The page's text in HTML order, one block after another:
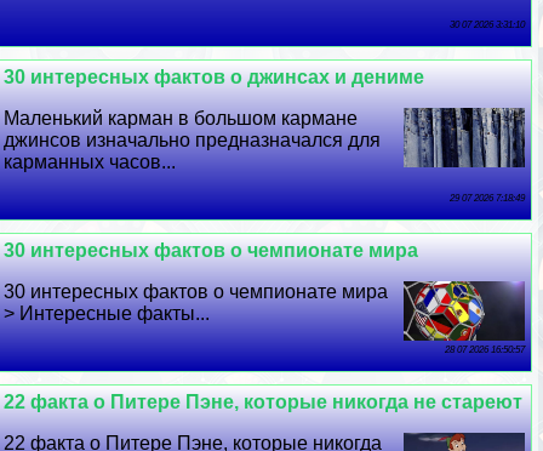
30 07 2026 3:31:10
30 интересных фактов о джинсах и дениме
Маленький карман в большом кармане
джинсов изначально предназначался для
карманных часов...
29 07 2026 7:18:49
30 интересных фактов о чемпионате мира
30 интересных фактов о чемпионате мира
> Интересные факты...
28 07 2026 16:50:57
22 факта о Питере Пэне, которые никогда не стареют
22 факта о Питере Пэне, которые никогда